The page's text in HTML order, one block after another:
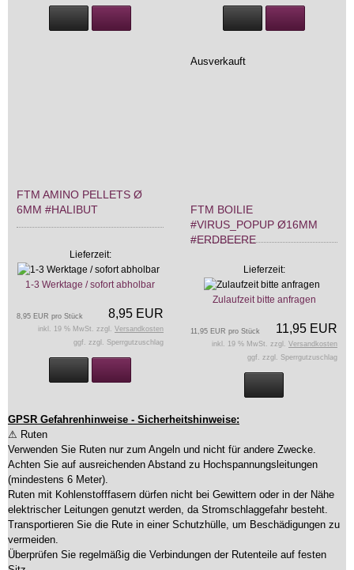
FTM AMINO PELLETS Ø
6MM #HALIBUT
Lieferzeit:
1-3 Werktage / sofort abholbar
8,95 EUR
8,95 EUR pro Stück
inkl. 19 % MwSt. zzgl. Versandkosten
ggf. zzgl. Sperrgutzuschlag
Ausverkauft
FTM BOILIE
#VIRUS_POPUP Ø16MM
#ERDBEERE
Lieferzeit:
Zulaufzeit bitte anfragen
11,95 EUR
11,95 EUR pro Stück
inkl. 19 % MwSt. zzgl. Versandkosten
ggf. zzgl. Sperrgutzuschlag
GPSR Gefahrenhinweise - Sicherheitshinweise:
⚠ Ruten
Verwenden Sie Ruten nur zum Angeln und nicht für andere Zwecke.
Achten Sie auf ausreichenden Abstand zu Hochspannungsleitungen
(mindestens 6 Meter).
Ruten mit Kohlenstofffasern dürfen nicht bei Gewittern oder in der Nähe
elektrischer Leitungen genutzt werden, da Stromschlaggefahr besteht.
Transportieren Sie die Rute in einer Schutzhülle, um Beschädigungen zu
vermeiden.
Überprüfen Sie regelmäßig die Verbindungen der Rutenteile auf festen